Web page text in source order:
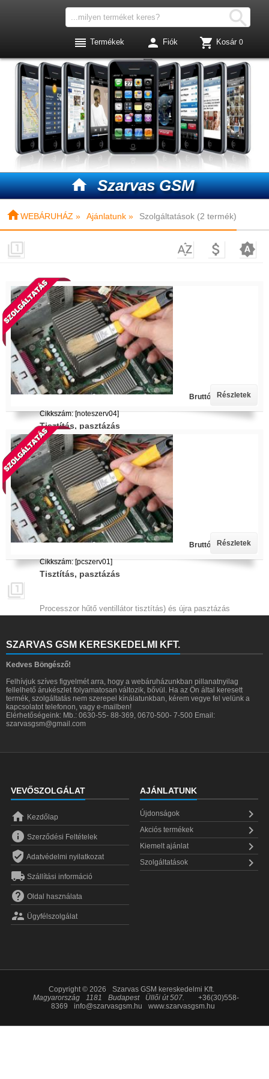
 Szarvas GSM

 Termékek  Fiók  Kosár 0
WEBÁRUHÁZ » Ajánlatunk » Szolgáltatások (2 termék)
   
Cikkszám: [noteszerv04]
Tisztítás, pasztázás
Processzor hűtő ventillátor tisztítás) és újra pasztázás
Bruttó ár: 3 990 Ft.
Részletek
Cikkszám: [pcszerv01]
Tisztítás, pasztázás
Processzor hűtő ventillátor tisztítás) és újra pasztázás
Bruttó ár: 5 990 Ft.
Részletek

SZARVAS GSM KERESKEDELMI KFT.
Kedves Böngésző!
Felhívjuk szíves figyelmét arra, hogy a webáruházunkban pillanatnyilag
fellelhető árukészlet folyamatosan változik, bővül. Ha az Ön által keresett
termék, szolgáltatás nem szerepel kínálatunkban, kérem vegye fel velünk a
kapcsolatot telefonon, vagy e-mailben!
Elérhetőségeink: Mb.: 0630-55- 88-369, 0670-500- 7-500 Email:
szarvasgsm@gmail.com
VEVŐSZOLGÁLAT
 Kezdőlap
 Szerződési Feltételek
 Adatvédelmi nyilatkozat
 Szállítási információ
 Oldal használata
 Ügyfélszolgálat
AJÁNLATUNK
Újdonságok 
Akciós termékek 
Kiemelt ajánlat 
Szolgáltatások 
Copyright © 2026
Szarvas GSM kereskedelmi Kft.
Magyarország
1181 Budapest Üllői út 507.
+36(30)558-
8369
info@szarvasgsm.hu www.szarvasgsm.hu